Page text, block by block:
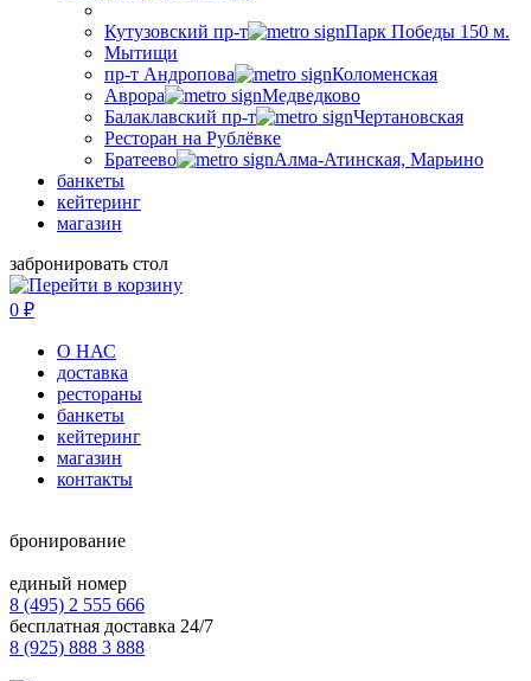
Кутузовский пр-т
Парк Победы 150 м.
Мытищи
пр-т Андропова
Коломенская
Аврора
Медведково
Балаклавский пр-т
Чертановская
Ресторан на Рублёвке
Братеево
Алма-Атинская, Марьино
банкеты
кейтеринг
магазин
забронировать стол
0 ₽
О НАС
доставка
рестораны
банкеты
кейтеринг
магазин
контакты
бронирование
единый номер
8 (495) 2 555 666
бесплатная доставка 24/7
8 (925) 888 3 888